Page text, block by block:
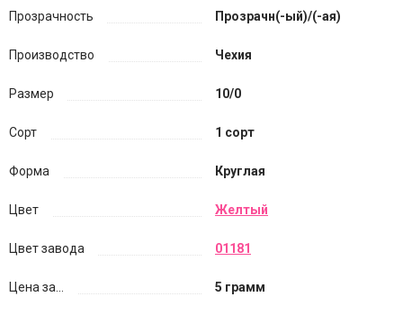
Прозрачность Прозрачн(-ый)/(-ая)
Производство Чехия
Размер 10/0
Сорт 1 сорт
Форма Круглая
Цвет Желтый
Цвет завода 01181
Цена за... 5 грамм